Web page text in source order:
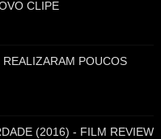
CLIPE
POUCOS
(2016) - FILM REVIEW